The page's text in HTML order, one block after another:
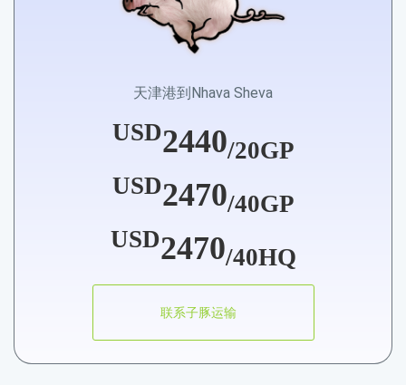
天津港到Nhava Sheva
USD2440/20GP
USD2470/40GP
USD2470/40HQ
联系子豚运输